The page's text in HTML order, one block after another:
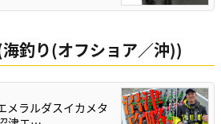
釣り(オフショア／沖))
メラルダスイカメタ